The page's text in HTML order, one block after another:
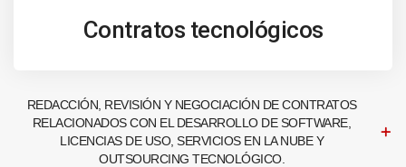
Contratos tecnológicos
REDACCIÓN, REVISIÓN Y NEGOCIACIÓN DE CONTRATOS
RELACIONADOS CON EL DESARROLLO DE SOFTWARE,
LICENCIAS DE USO, SERVICIOS EN LA NUBE Y
OUTSOURCING TECNOLÓGICO.